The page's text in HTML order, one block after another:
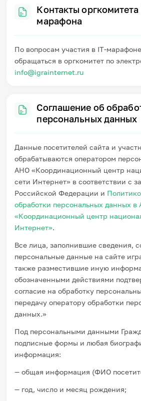
Контакты оргкомитета
марафона
По вопросам участия в IT-
обращаться в оргкомитет по
info@igrainternet.ru
Соглашение об
персональных данных
Данные посетителей сайта и
обрабатываются оператором
АНО «Координационный центр
сети Интернет» в соответствии с
Российской Федерации и
обработки персональных данных в
«Координационный центр
Интернет».
Все лица, заполнившие сведения,
персональные данные на сайте
также разместившие иную
обозначенными действиями
согласие на обработку
передачу оператору обработки
данных.»
Под персональными данными
подписные формы и любая
информация:
— общая информация (ФИО
— год, число и месяц рождения;